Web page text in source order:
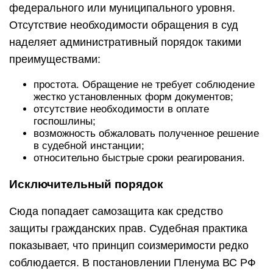
федерального или муниципального уровня.
Отсутствие необходимости обращения в суд
наделяет административный порядок такими
преимуществами:
простота. Обращение не требует соблюдение
жестко установленных форм документов;
отсутствие необходимости в оплате
госпошлины;
возможность обжаловать полученное решение
в судебной инстанции;
относительно быстрые сроки реагирования.
Исключительный порядок
Сюда попадает самозащита как средство
защиты гражданских прав. Судебная практика
показывает, что принцип соизмеримости редко
соблюдается. В постановлении Пленума ВС РФ